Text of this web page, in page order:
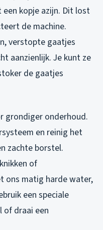
kopje azijn. Dit lost
de machine.
verstopte gaatjes
aanzienlijk. Je kunt ze
de gaatjes
grondiger onderhoud.
en reinig het
zachte borstel.
of
ons matig harde water,
een speciale
of draai een